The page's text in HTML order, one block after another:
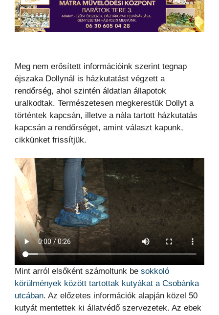
Meg nem erősített információink szerint tegnap
éjszaka Dollynál is házkutatást végzett a
rendőrség, ahol szintén áldatlan állapotok
uralkodtak. Természetesen megkerestük Dollyt a
történtek kapcsán, illetve a nála tartott házkutatás
kapcsán a rendőrséget, amint választ kapunk,
cikkünket frissítjük.
Mint arról elsőként számoltunk be sokkoló
körülmények között tartottak kutyákat a Csobánka
utcában. Az előzetes információk alapján közel 50
kutyát mentettek ki állatvédő szervezetek. Az ebek